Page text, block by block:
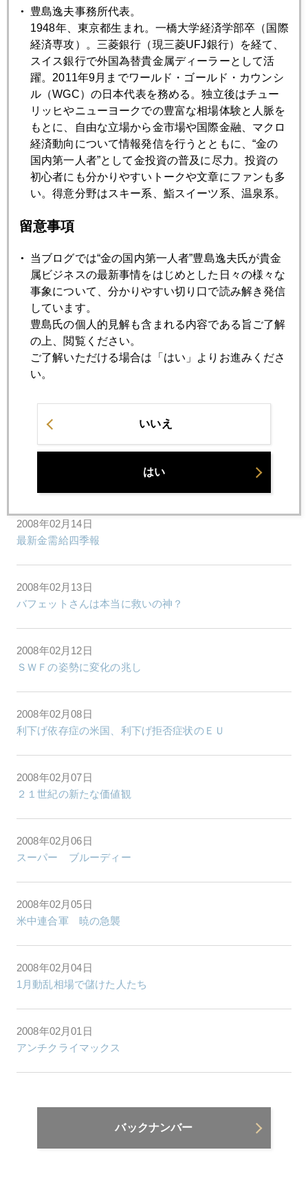
2008年02月27日
記録ずくめの２４時間
2008年02月26日
IMF金売却案を米財務省支持に回る
2008年02月22日
初心者向け"サブプライムをお宝鑑定団に出したら？"
金９４５ドル 新高値更新
2008年02月20日
原油バブル再燃 １００ドル突破
2008年02月19日
小麦、鉄鉱石、そして石炭までも
2008年02月14日
最新金需給四季報
2008年02月13日
バフェットさんは本当に救いの神？
2008年02月12日
ＳＷＦの姿勢に変化の兆し
2008年02月08日
利下げ依存症の米国、利下げ拒否症状のＥＵ
2008年02月07日
２１世紀の新たな価値観
2008年02月06日
スーパー ブルーディー
2008年02月05日
米中連合軍 暁の急襲
2008年02月04日
1月動乱相場で儲けた人たち
2008年02月01日
アンチクライマックス
バックナンバー
豊島逸夫事務所代表。
1948年、東京都生まれ。一橋大学経済学部卒（国際
経済専攻）。三菱銀行（現三菱UFJ銀行）を経て、
スイス銀行で外国為替貴金属ディーラーとして活
躍。2011年9月までワールド・ゴールド・カウンシ
ル（WGC）の日本代表を務める。独立後はチュー
リッヒやニューヨークでの豊富な相場体験と人脈を
もとに、自由な立場から金市場や国際金融、マクロ
経済動向について情報発信を行うとともに、“金の
国内第一人者”として金投資の普及に尽力。投資の
初心者にも分かりやすいトークや文章にファンも多
い。得意分野はスキー系、鮨スイーツ系、温泉系。
留意事項
当ブログでは“金の国内第一人者”豊島逸夫氏が貴金
属ビジネスの最新事情をはじめとした日々の様々な
事象について、分かりやすい切り口で読み解き発信
しています。
豊島氏の個人的見解も含まれる内容である旨ご了解
の上、閲覧ください。
ご了解いただける場合は「はい」よりお進みくださ
い。
いいえ
はい